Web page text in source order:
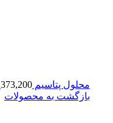
محلول پتاسیم Potassium Deep ocean 250ml 373,200
بازگشت به محصولات